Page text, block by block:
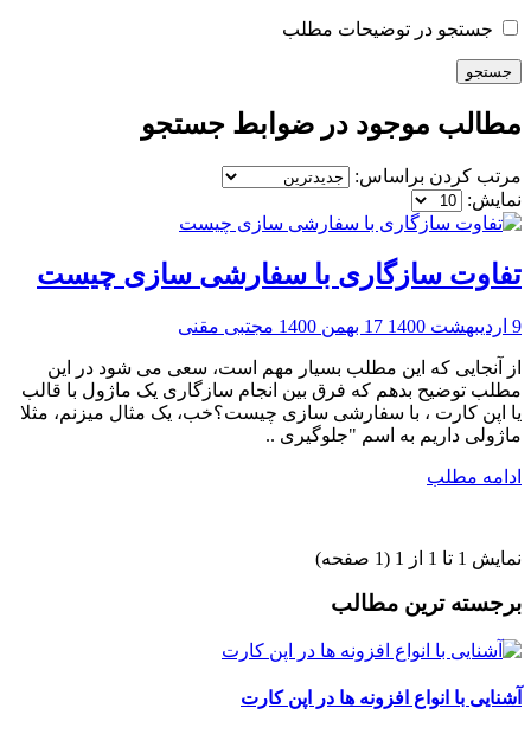
جستجو در توضیحات مطلب
مطالب موجود در ضوابط جستجو
مرتب کردن براساس:
نمایش:
تفاوت سازگاری با سفارشی سازی چیست
9 اردیبهشت 1400 17 بهمن 1400 مجتبی مقنی
از آنجایی که این مطلب بسیار مهم است، سعی می شود در این
مطلب توضیح بدهم که فرق بین انجام سازگاری یک ماژول با قالب
یا اپن کارت ، با سفارشی سازی چیست؟خب، یک مثال میزنم، مثلا
ماژولی داریم به اسم "جلوگیری ..
ادامه مطلب
نمایش 1 تا 1 از 1 (1 صفحه)
برجسته ترین مطالب
آشنایی با انواع افزونه ها در اپن کارت